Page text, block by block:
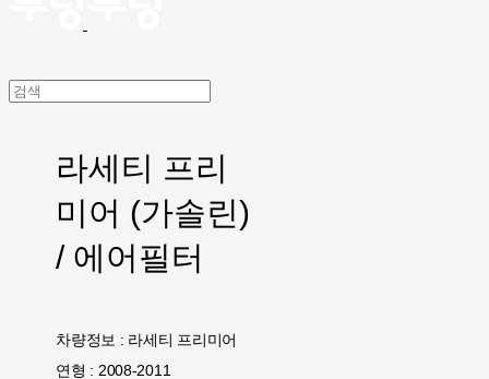
라세티 프리
미어 (가솔린)
/ 에어필터
차량정보 : 라세티 프리미어
연형 : 2008-2011